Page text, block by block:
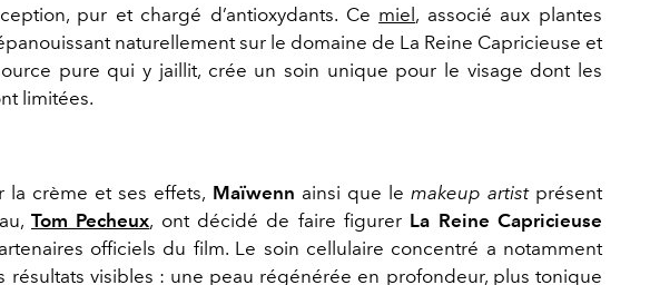
pur et chargé d’antioxydants. Ce miel , associé aux plantes
naturellement sur le domaine de La Reine Capricieuse et
pure qui y jaillit, crée un soin unique pour le visage dont les
limitées.
la crème et ses effets, Maïwenn ainsi que le makeup artistprésent
Tom Pecheux, ont décidé de faire figurer La Reine Capricieuse
officiels du film. Le soin cellulaire concentré a notamment
résultats visibles : une peau régénérée en profondeur, plus tonique